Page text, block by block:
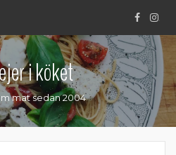
.
i köket
mat sedan 2004